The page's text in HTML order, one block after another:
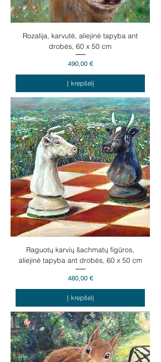
Rozalija, karvutė, aliejinė tapyba ant
drobės, 60 x 50 cm
Kaina
490,00 €
Į krepšelį
Raguotų karvių šachmatų figūros,
aliejinė tapyba ant drobės, 60 x 50 cm
Kaina
480,00 €
Į krepšelį